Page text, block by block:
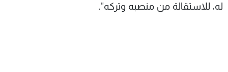
له، للاستقالة من منصبه وتركه".